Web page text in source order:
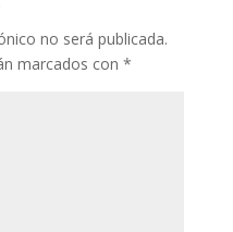
m p
p
ti
r
no será publicada.
marcados con *